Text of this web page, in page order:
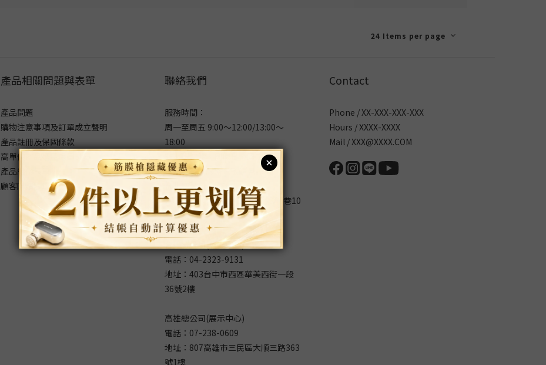
24 Items per page
產品相關問題與表單
產品問題
購物注意事項及訂單成立聲明
產品註冊及保固條款
高單價商品延長保固計算
產品維修表單
顧客回饋表單
聯絡我們
服務時間：
周一至周五 9:00～12:00/13:00～
18:00
非上班時段、例假日、國定假日
不提供客服服務，敬請見諒！
台北總公司(維修處)：
235新北市中和區中山路二段366巷10
號8樓
台中分公司(展示中心)
電話：04-2323-9131
地址：403台中市西區華美西街一段
36號2樓
高雄總公司(展示中心)
電話：07-238-0609
地址：807高雄市三民區大順三路363
號1樓
Contact
Phone / XX-XXX-XXX-XXX
Hours / XXXX-XXXX
Mail / XXX@XXXX.COM